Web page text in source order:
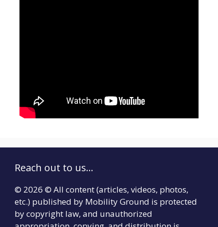
Reach out to us...
© 2026 © All content (articles, videos, photos,
etc.) published by Mobility Ground is protected
by copyright law, and unauthorized